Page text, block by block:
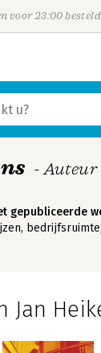
voor 23:00
- Auteur
gepubliceerde
Jan